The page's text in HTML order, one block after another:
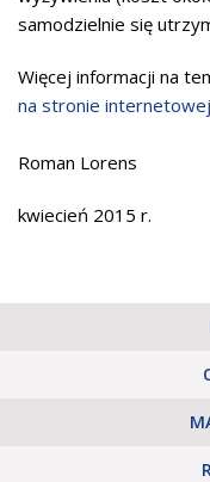
samodzielnie się
Więcej informacji na
na stronie internetowej
Roman Lorens
kwiecień 2015 r.